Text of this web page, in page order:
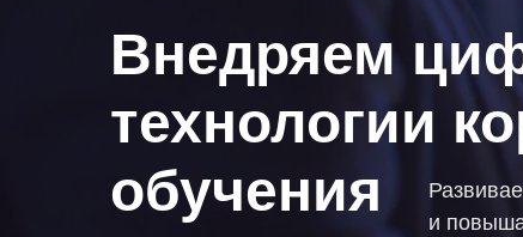
Внедряем
технологии
обучения
и